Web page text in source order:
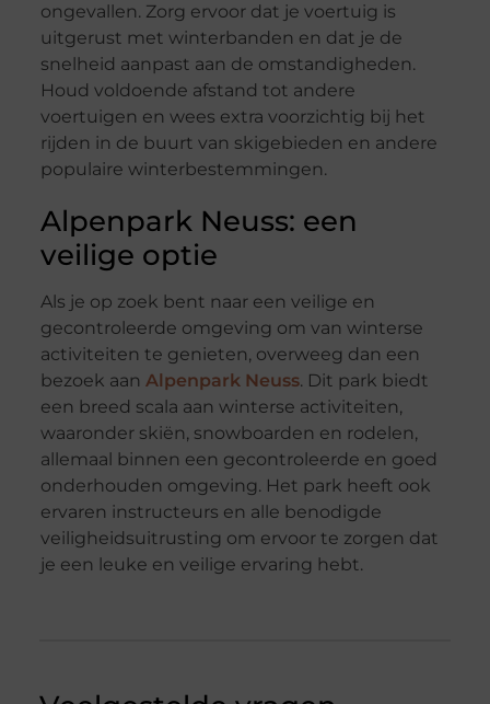
ongevallen. Zorg ervoor dat je voertuig is
uitgerust met winterbanden en dat je de
snelheid aanpast aan de omstandigheden.
Houd voldoende afstand tot andere
voertuigen en wees extra voorzichtig bij het
rijden in de buurt van skigebieden en andere
populaire winterbestemmingen.
Alpenpark Neuss: een
veilige optie
Als je op zoek bent naar een veilige en
gecontroleerde omgeving om van winterse
activiteiten te genieten, overweeg dan een
bezoek aan Alpenpark Neuss. Dit park biedt
een breed scala aan winterse activiteiten,
waaronder skiën, snowboarden en rodelen,
allemaal binnen een gecontroleerde en goed
onderhouden omgeving. Het park heeft ook
ervaren instructeurs en alle benodigde
veiligheidsuitrusting om ervoor te zorgen dat
je een leuke en veilige ervaring hebt.